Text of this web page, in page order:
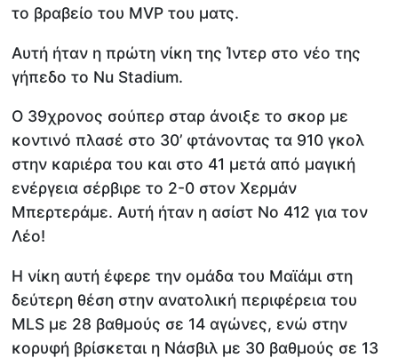
το βραβείο του MVP του ματς.
Αυτή ήταν η πρώτη νίκη της Ίντερ στο νέο της
γήπεδο το Nu Stadium.
Ο 39χρονος σούπερ σταρ άνοιξε το σκορ με
κοντινό πλασέ στο 30’ φτάνοντας τα 910 γκολ
στην καριέρα του και στο 41 μετά από μαγική
ενέργεια σέρβιρε το 2-0 στον Χερμάν
Μπερτεράμε. Αυτή ήταν η ασίστ Νο 412 για τον
Λέο!
Η νίκη αυτή έφερε την ομάδα του Μαϊάμι στη
δεύτερη θέση στην ανατολική περιφέρεια του
MLS με 28 βαθμούς σε 14 αγώνες, ενώ στην
κορυφή βρίσκεται η Νάσβιλ με 30 βαθμούς σε 13